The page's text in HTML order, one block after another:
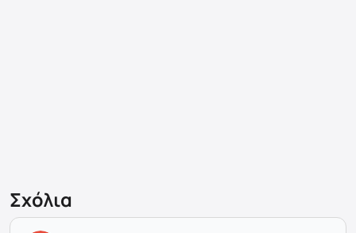
Σχόλια